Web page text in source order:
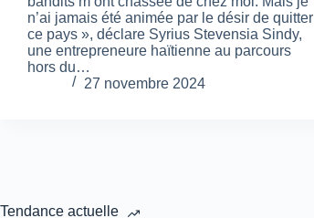
n’ai jamais été animée par le désir de quitter
ce pays », déclare Syrius Stevensia Sindy,
une entrepreneure haïtienne au parcours
hors du…
27 novembre 2024
Tendance actuelle